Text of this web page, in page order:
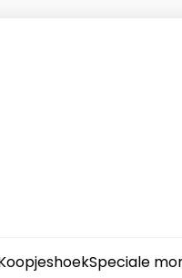
Speciale